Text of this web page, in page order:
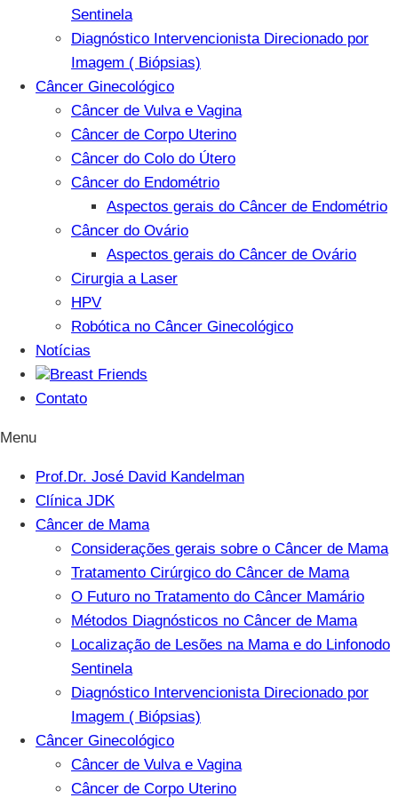
Sentinela
Diagnóstico Intervencionista Direcionado por
Imagem ( Biópsias)
Câncer Ginecológico
Câncer de Vulva e Vagina
Câncer de Corpo Uterino
Câncer do Colo do Útero
Câncer do Endométrio
Aspectos gerais do Câncer de Endométrio
Câncer do Ovário
Aspectos gerais do Câncer de Ovário
Cirurgia a Laser
HPV
Robótica no Câncer Ginecológico
Notícias
Breast Friends
Contato
Menu
Prof.Dr. José David Kandelman
Clínica JDK
Câncer de Mama
Considerações gerais sobre o Câncer de Mama
Tratamento Cirúrgico do Câncer de Mama
O Futuro no Tratamento do Câncer Mamário
Métodos Diagnósticos no Câncer de Mama
Localização de Lesões na Mama e do Linfonodo
Sentinela
Diagnóstico Intervencionista Direcionado por
Imagem ( Biópsias)
Câncer Ginecológico
Câncer de Vulva e Vagina
Câncer de Corpo Uterino